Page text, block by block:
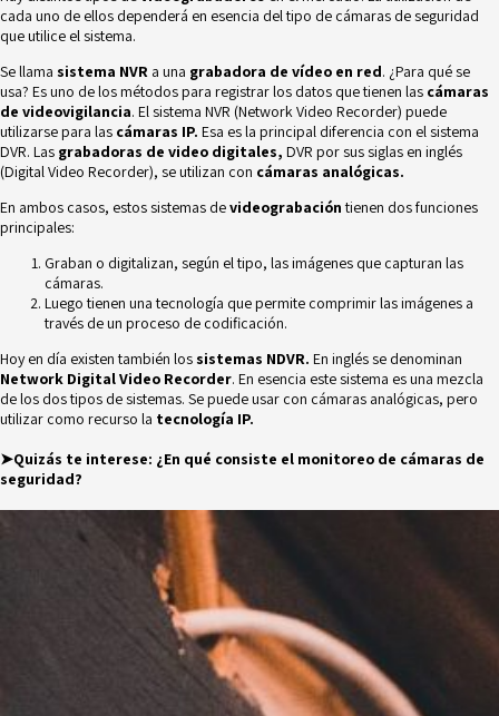
cada uno de ellos dependerá en esencia del tipo de cámaras de seguridad
que utilice el sistema.
Se llama sistema NVR a una grabadora de vídeo en red. ¿Para qué se
usa? Es uno de los métodos para registrar los datos que tienen las cámaras
de videovigilancia. El sistema NVR (Network Video Recorder) puede
utilizarse para las cámaras IP. Esa es la principal diferencia con el sistema
DVR. Las grabadoras de video digitales, DVR por sus siglas en inglés
(Digital Video Recorder), se utilizan con cámaras analógicas.
En ambos casos, estos sistemas devideograbacióntienen dos funciones
principales:
Graban o digitalizan, según el tipo, las imágenes que capturan las
cámaras.
Luego tienen una tecnología que permite comprimir las imágenes a
través de un proceso de codificación.
Hoy en día existen también los sistemas NDVR. En inglés se denominan
Network Digital Video Recorder. En esencia este sistema es una mezcla
de los dos tipos de sistemas. Se puede usar con cámaras analógicas, pero
utilizar como recurso la tecnología IP.
➤Quizás te interese: ¿En qué consiste el monitoreo de cámaras de
seguridad?